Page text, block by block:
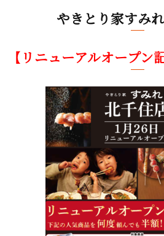
やきとり家すみ
【リニューアルオープン